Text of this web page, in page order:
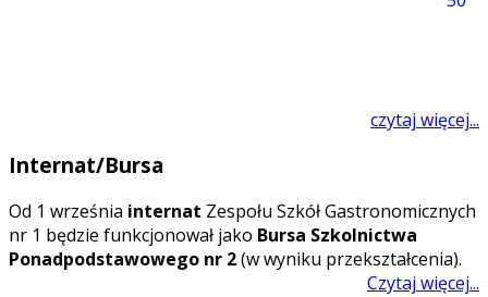
czytaj więcej...
Internat/Bursa
Od 1 września internat Zespołu Szkół Gastronomicznych
nr 1 będzie funkcjonował jako Bursa Szkolnictwa
Ponadpodstawowego nr 2(w wyniku przekształcenia).
Czytaj więcej...